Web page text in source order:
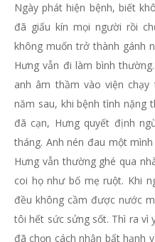
Ngày phát hiện bệnh, biết
đã giấu kín mọi người rồi
không muốn trở thành gánh
Hưng vẫn đi làm bình
anh âm thầm vào viện
năm sau, khi bệnh tình nặng
đã cạn, Hưng quyết định
tháng. Anh nén đau một
Hưng vẫn thường ghé qua
coi họ như bố mẹ ruột. Khi
đều không cầm được nước
tôi hết sức sửng sốt. Thì ra vì
đã chọn cách nhận bất hạnh